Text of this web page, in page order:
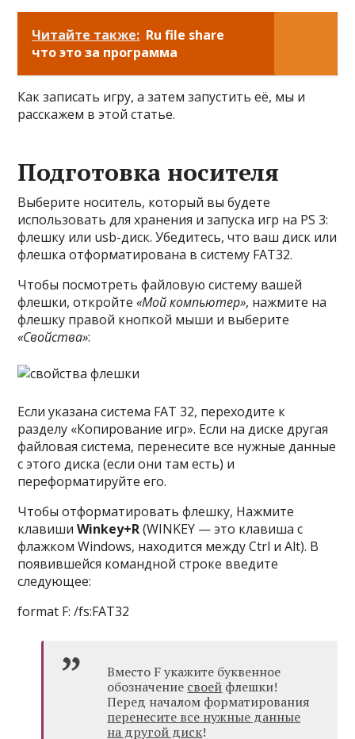
Читайте также: Ru file share
что это за программа
Как записать игру, а затем запустить её, мы и
расскажем в этой статье.
Подготовка носителя
Выберите носитель, который вы будете
использовать для хранения и запуска игр на PS 3:
флешку или usb-диск. Убедитесь, что ваш диск или
флешка отформатирована в систему FAT32.
Чтобы посмотреть файловую систему вашей
флешки, откройте«Мой компьютер», нажмите на
флешку правой кнопкой мыши и выберите
«Свойства»:
Если указана система FAT 32, переходите к
разделу «Копирование игр». Если на диске другая
файловая система, перенесите все нужные данные
с этого диска (если они там есть) и
переформатируйте его.
Чтобы отформатировать флешку, Нажмите
клавишиWinkey+R(WINKEY — это клавиша с
флажком Windows, находится между Ctrl и Alt). В
появившейся командной строке введите
следующее:
format F: /fs:FAT32
Вместо F укажите буквенное
обозначение своей флешки!
Перед началом форматирования
перенесите все нужные данные
на другой диск!